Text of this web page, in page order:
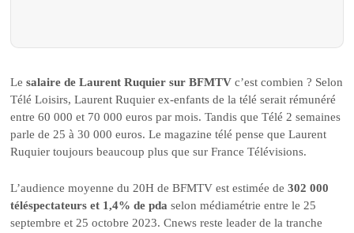
Le salaire de Laurent Ruquier sur BFMTV c’est combien ? Selon
Télé Loisirs, Laurent Ruquier ex-enfants de la télé serait rémunéré
entre 60 000 et 70 000 euros par mois. Tandis que Télé 2 semaines
parle de 25 à 30 000 euros. Le magazine télé pense que Laurent
Ruquier toujours beaucoup plus que sur France Télévisions.
L’audience moyenne du 20H de BFMTV est estimée de302 000
téléspectateurs et 1,4% de pda selon médiamétrie entre le 25
septembre et 25 octobre 2023. Cnews reste leader de la tranche